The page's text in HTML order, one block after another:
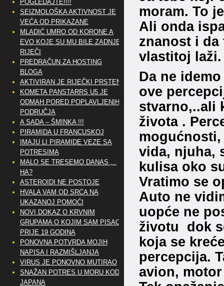
moram. To
Ali onda
znanost i da
vlastitoj laži.
Da ne
ove
stvarno,..ali
života .
vida, njuha,
kulisa oko
Vratimo se
Auto ne
uopće ne
životu dok
koja se
percepcija.
avion,
POGLEDAJTE!!!!
SEIZMOLOŠKA AKTIVNOST JE
VEĆA OD PRIKAZANE
MLADIĆ UMRO OD KORONE A
EVO KOJE SU MU BILE ZADNJE
RIJEČI
PREDRAČUN ZA HOSTING
BLOGA
AKTIVIRAN JE RIJEČKI PRSTEN
KOMETA PANSTARRS U5 JE
ODMAH PORED POPLAVLJENIH
PODRUČJA
A SADA – ŠMINKA !!!
PIRAMIDA U FRANCUSKOJ
IMAJU LI PIRAMIDE VEZE SA
POTRESIMA
MALO SE TRESEMO DANAS ,..
HA?
ASTEROIDI NE POSTOJE
HVALA VAM OD SRCA NA
UKAZANOJ POMOĆI
NOVI DOKAZ O KRVNIM
GRUPAMA O KOJIM SAM PISAO
PRIJE 19 GODINA
PONOVNA POTVRDA MOJIH
NAPISA I RAZMIŠLJANJA
VIRUS JE PONOVNO MUTIRAO
SNAŽAN POTRES U MORU KOD
JAPANA